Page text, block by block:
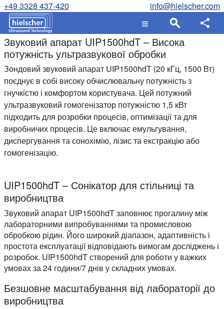
+49 3328 437-420 info@hielscher.com
Звуковий апарат UIP1500hdT – Висока
потужність ультразвукової обробки
Зондовий звуковий апарат UIP1500hdT (20 кГц, 1500 Вт)
поєднує в собі високу обчислювальну потужність з
гнучкістю і комфортом користувача. Цей потужний
ультразвуковий гомогенізатор потужністю 1,5 кВт
підходить для розробки процесів, оптимізації та для
виробничих процесів. Це включає емульгування,
диспергування та сонохімію, лізис та екстракцію або
гомогенізацію.
UIP1500hdT – Сонікатор для стільниці та
виробництва
Звуковий апарат UIP1500hdT заповнює прогалину між
лабораторними випробуваннями та промисловою
обробкою рідин. Його широкий діапазон, адаптивність і
простота експлуатації відповідають вимогам досліджень і
розробок. UIP1500hdT створений для роботи у важких
умовах за 24 години/7 днів у складних умовах.
Безшовне масштабування від лабораторії до
виробництва